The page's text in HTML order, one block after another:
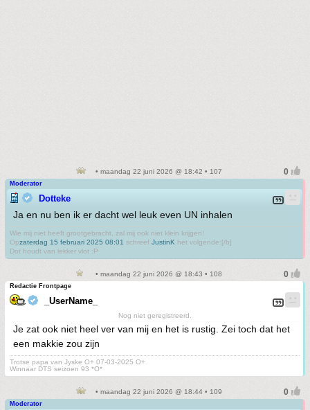
• maandag 22 juni 2026 @ 18:42 • 107
Moderator
Dotteke
Ja en nu ben ik er dacht wel leuk even UN inhalen
Wie mij niet heeft grootgebracht, zal mij ook niet klein krijgen!
Opzaterdag 15 februari 2025 08:01 schreef JustinK het volgende:[/b]
Dot houdt van lekker vlot :P
• maandag 22 juni 2026 @ 18:43 • 108
Redactie Frontpage
_UserName_
Nog niet geregistreerd.
Je zat ook niet heel ver van mij en het is rustig. Zei toch dat het
een makkie zou zijn
Trotse papa van Jyske O+ 07-03-2025 O+
Winnaar DTS seizoen 93 *O*
• maandag 22 juni 2026 @ 18:44 • 109
Moderator